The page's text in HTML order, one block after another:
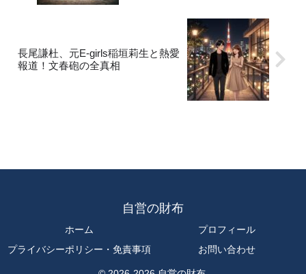
長尾謙杜、元E-girls稲垣莉生と熱愛
報道！文春砲の全真相
自営の財布
ホーム
プロフィール
プライバシーポリシー・免責事項
お問い合わせ